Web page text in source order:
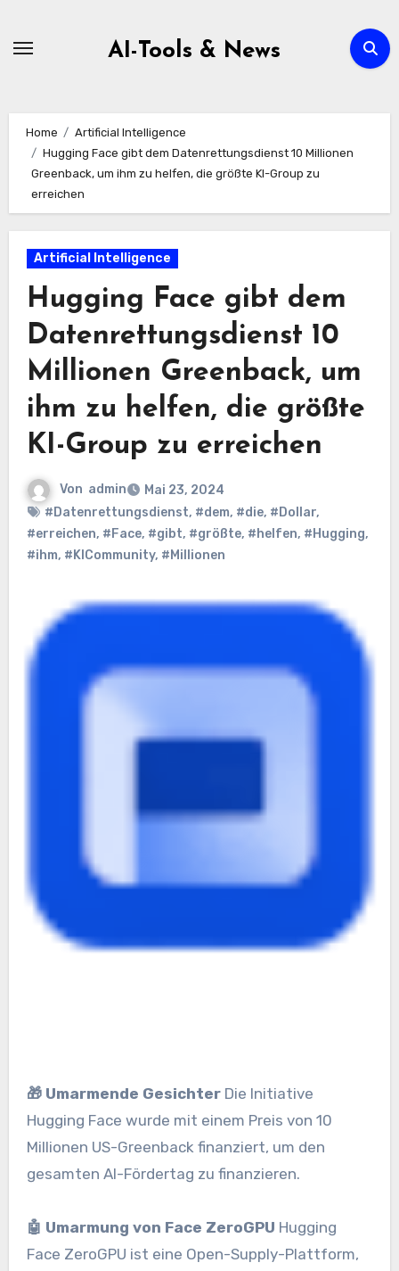
AI-Tools & News
Home
Artificial Intelligence
Hugging Face gibt dem Datenrettungsdienst 10 Millionen
Greenback, um ihm zu helfen, die größte KI-Group zu
erreichen
Artificial Intelligence
Hugging Face gibt dem
Datenrettungsdienst 10
Millionen Greenback, um
ihm zu helfen, die größte
KI-Group zu erreichen
Von admin
Mai 23, 2024
#Datenrettungsdienst, #dem, #die, #Dollar,
#erreichen, #Face, #gibt, #größte, #helfen, #Hugging,
#ihm, #KICommunity, #Millionen
🎁 Umarmende GesichterDie Initiative
Hugging Face wurde mit einem Preis von 10
Millionen US-Greenback finanziert, um den
gesamten AI-Fördertag zu finanzieren.
🤖 Umarmung von Face ZeroGPU Hugging
Face ZeroGPU ist eine Open-Supply-Plattform,